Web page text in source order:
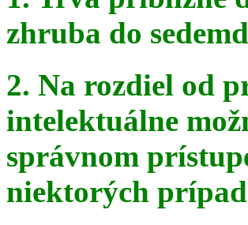
zhruba do
2. Na rozdiel od
intelektuálne
správnom
niektorých